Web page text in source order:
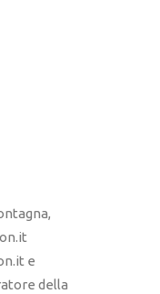
e
della